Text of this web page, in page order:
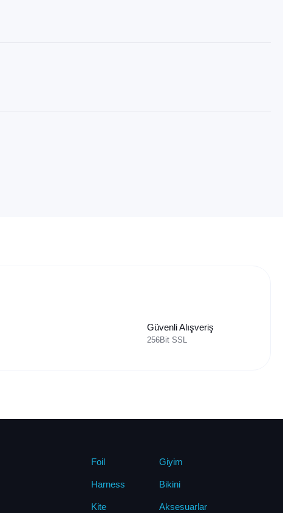
Güvenli Alışveriş
256Bit SSL
Foil
Harness
Kite
Giyim
Bikini
Aksesuarlar